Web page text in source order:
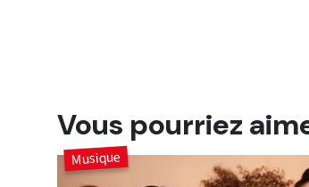
Vous pourriez
Musique